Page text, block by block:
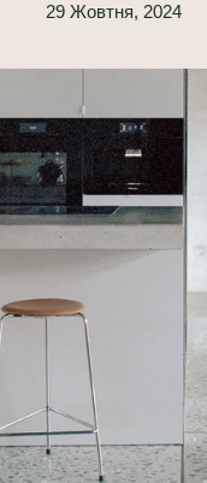
29 Жовтня, 2024